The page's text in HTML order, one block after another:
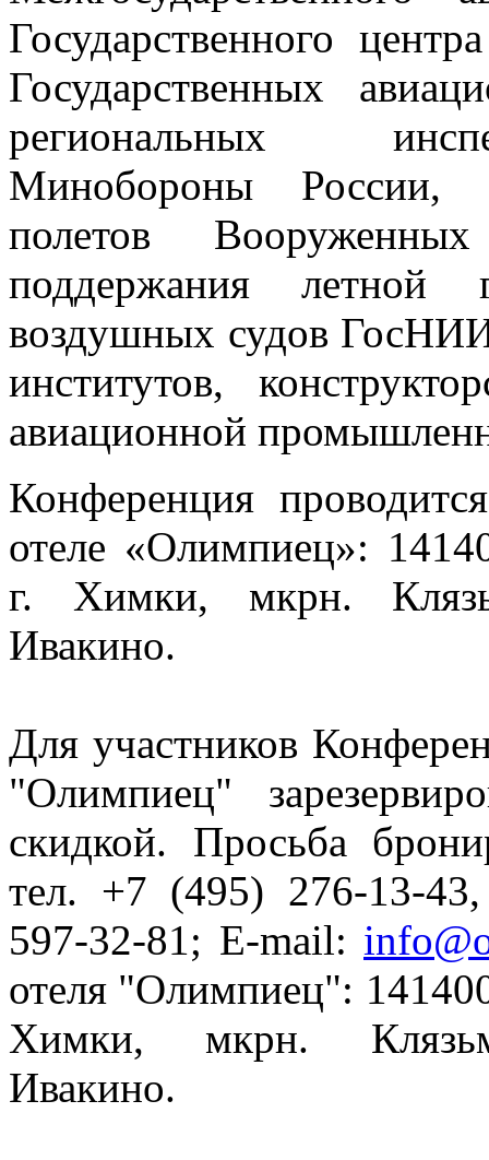
Государственного
Государственных
региональных
Минобороны России,
полетов
поддержания летной
воздушных судов
институтов,
авиационной
Конференция
отеле «Олимпиец»:
г. Химки, мкрн.
Ивакино.
Для участников
"Олимпиец"
скидкой. Просьба
тел. +7 (495) 276-13-
597-32-81; E-mail:
отеля "Олимпиец":
Химки, мкрн.
Ивакино.